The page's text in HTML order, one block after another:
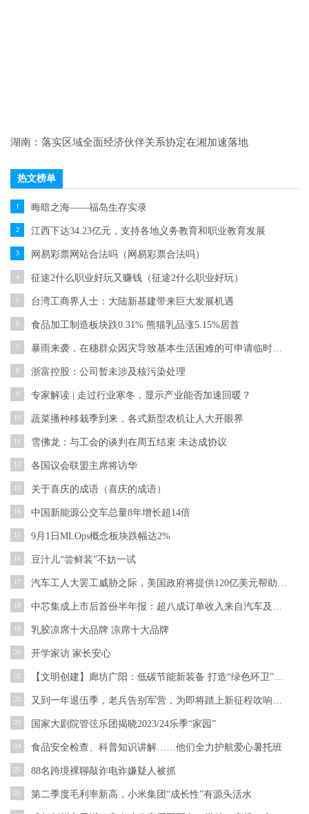
湖南：落实区域全面经济伙伴关系协定在湘加速落地
热文榜单
1 晦暗之海——福岛生存实录
2 江西下达34.23亿元，支持各地义务教育和职业教育发展
3 网易彩票网站合法吗（网易彩票合法吗）
4 征途2什么职业好玩又赚钱（征途2什么职业好玩）
5 台湾工商界人士：大陆新基建带来巨大发展机遇
6 食品加工制造板块跌0.31% 熊猫乳品涨5.15%居首
7
8 浙富控股：公司暂未涉及核污染处理
9 专家解读 | 走过行业寒冬，显示产业能否加速回暖？
10 蔬菜播种移栽季到来，各式新型农机让人大开眼界
11 雪佛龙：与工会的谈判在周五结束 未达成协议
12 各国议会联盟主席将访华
13 关于喜庆的成语（喜庆的成语）
14 中国新能源公交车总量8年增长超14倍
15 9月1日MLOps概念板块跌幅达2%
16 豆汁儿“尝鲜装”不妨一试
17
18
19 乳胶凉席十大品牌 凉席十大品牌
20 开学家访 家长安心
21
22
23 国家大剧院管弦乐团揭晓2023/24乐季“家园”
24 食品安全检查、科普知识讲解……他们全力护航爱心暑托班
25 88名跨境裸聊敲诈电诈嫌疑人被抓
26 第二季度毛利率新高，小米集团“成长性”有源头活水